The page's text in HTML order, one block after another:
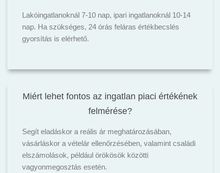
Lakóingatlanoknál 7-10 nap, ipari ingatlanoknál 10-14
nap. Ha szükséges, 24 órás feláras értékbecslés
gyorsítás is elérhető.
Miért lehet fontos az ingatlan piaci értékének
felmérése?
Segít eladáskor a reális ár meghatározásában,
vásárláskor a vételár ellenőrzésében, valamint családi
elszámolások, például örökösök közötti
vagyonmegosztás esetén.